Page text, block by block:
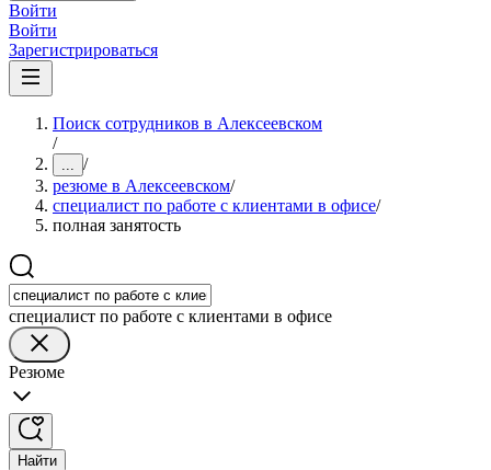
Войти
Войти
Зарегистрироваться
Поиск сотрудников в Алексеевском
/
... /
резюме в Алексеевском/
специалист по работе с клиентами в офисе/
полная занятость
специалист по работе с клиентами в офисе
Резюме
Найти